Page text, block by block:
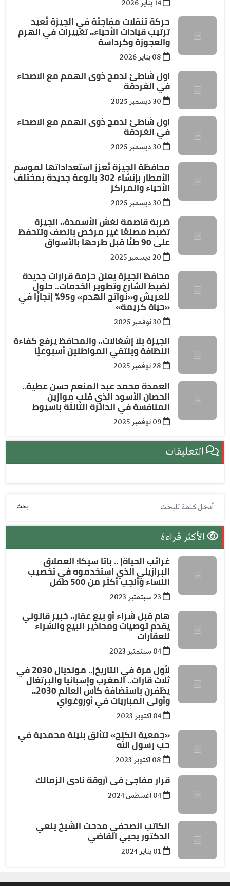
حركة تنقلات مفاجئة في الجيزة تُعيد
ترتيب قيادات الأحياء.. تغييرات في الهرم
والعجوزة وكرداسة
اول شاطئ لدمج ذوى الهمم مع الاصحاء
في الغردقة
اول شاطئ لدمج ذوى الهمم مع الاصحاء
في الغردقة
محافظة الجيزة تُعزز استعداداتها لموسم
الأمطار بإنشاء 302 بالوعة جديدة بمختلف
الأحياء والمراكز
ضربة قاصمة لغش الأسمدة.. الجيزة
تضبط مصنعًا غير مرخص بالصف وتتحفظ
على 90 طنًا قبل طرحها بالأسواق
محافظ الجيزة يعلن حزمة قرارات جديدة
لضبط الشارع وتطوير الخدمات.. حلول
للعريش و«نواتج الهدم» و95٪ إنجازًا في
«حياة كريمة»
الجيزة بلا إشغالات.. والمحافظ يرفع كفاءة
النظافة ويلتقي المواطنين أسبوعيًا
العمدة محمد عبد المنعم حسن عطية..
الحصان الأسود الذي قلب موازين
المنافسة في الدائرة الثالثة باسيوط
التعليقات
بحث
الأكثر قراءة
غرائب الحياة| .. باتا سيكا: العملاق
البرازيلي الذي استخدموه في تخصيب
النساء وأنجب أكثر من 500 طفل
هام قبل شراء أو بيع عقار.. خبير قانوني
يقدم توصيات ومحاذير البيع والشراء
للعقارات
لأول مرة في التاريخ|.. مونديال 2030 في
ثلاث قارات.. المغرب وإسبانيا والبرتغال
يظفرن باستضافة كأس العالم 2030..
وأولى المباريات في أوروغواي
«جمعية الكلح» تتألق بليلة محمدية في
حب رسول الله
قرار مفاجئ فى أروقة نادى الزمالك
الكاتب الصحفي مدحت الشيخ ينعي
الدكتور يحيي القاضي